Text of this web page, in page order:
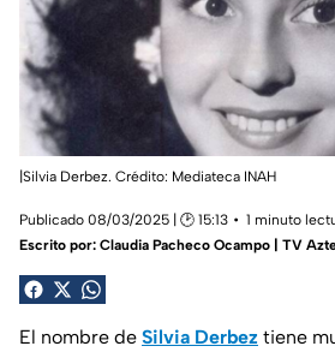
|Silvia Derbez. Crédito: Mediateca INAH
Publicado 08/03/2025 | 🕑 15:13
1 minuto
Escrito por: Claudia Pacheco Ocampo | TV
El nombre de Silvia Derbez tiene